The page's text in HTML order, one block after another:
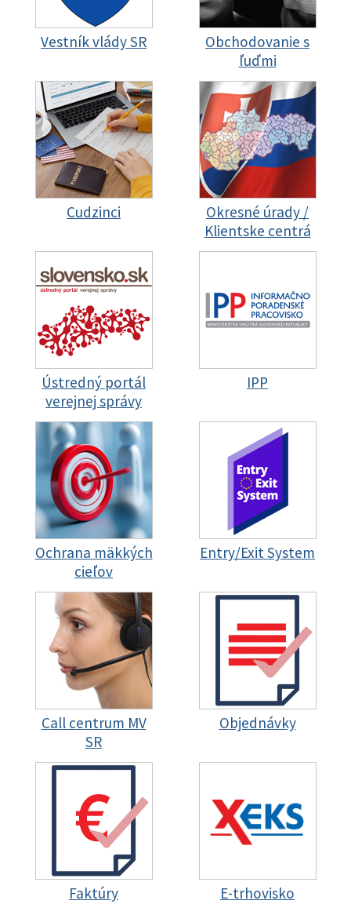
Vestník vlády SR
Obchodovanie s
ľuďmi
Cudzinci
Okresné úrady /
Klientske centrá
Ústredný portál
verejnej správy
IPP
Ochrana mäkkých
cieľov
Entry/Exit System
Call centrum MV
SR
Objednávky
Faktúry E-trhovisko